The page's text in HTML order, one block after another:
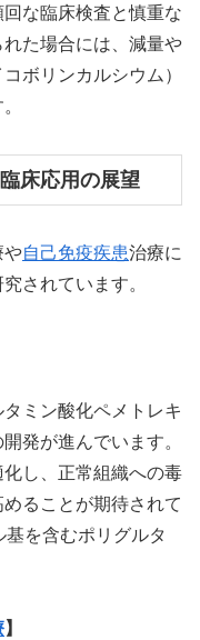
な臨床検査と慎重な
た場合には、減量や
ボリンカルシウム）
床応用の展望
や自己免疫疾患治療に
されています。
ミン酸化ペメトレキ
発が進んでいます。
し、正常組織への毒
ることが期待されて
を含むポリグルタ
】